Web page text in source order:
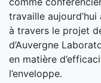
travaille
à travers le projet
d’Auvergne
en matière
l’enveloppe.